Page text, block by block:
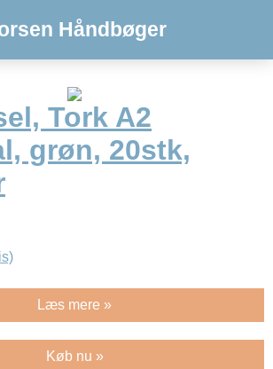
Håndbøger
Tork A2
grøn, 20stk,
Læs mere »
Køb nu »